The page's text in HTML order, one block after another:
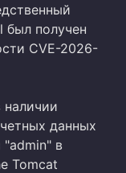
был получен
CVE-2026-
наличии
данных
"admin" в
Tomcat